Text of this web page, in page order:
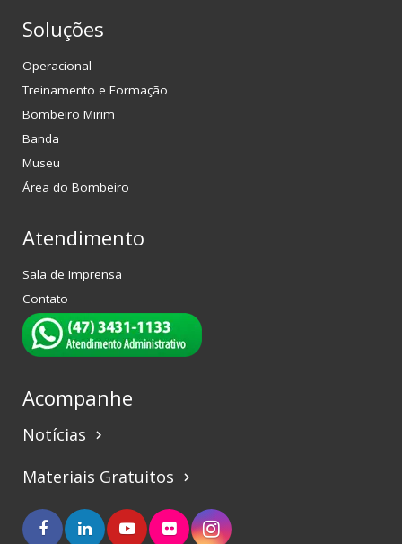
Soluções
Operacional
Treinamento e Formação
Bombeiro Mirim
Banda
Museu
Área do Bombeiro
Atendimento
Sala de Imprensa
Contato
Acompanhe
Notícias keyboard_arrow_right
Materiais Gratuitos keyboard_arrow_right